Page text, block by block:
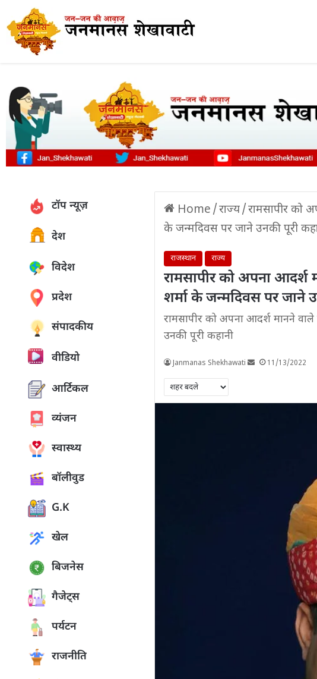
टॉप न्यूज़
देश
विदेश
प्रदेश
संपादकीय
वीडियो
आर्टिकल
व्यंजन
स्वास्थ्य
बॉलीवुड
G.K
खेल
बिजनेस
गैजेट्स
पर्यटन
राजनीति
Home /राज्य/रामसापीर को
के जन्मदिवस पर जाने उनकी पूरी
राजस्थान राज्य
रामसापीर को अपना आदर्श
शर्मा के जन्मदिवस पर जाने
रामसापीर को अपना आदर्श मानने
उनकी पूरी कहानी
Janmanas Shekhawati 11/13/2022